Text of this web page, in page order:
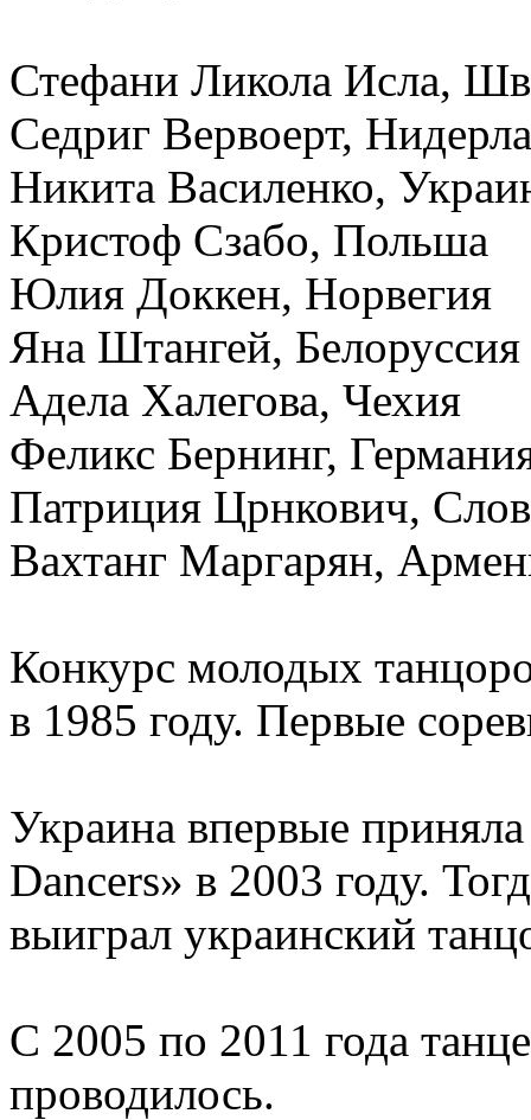
Стефани Ликола Исла,
Седриг Вервоерт,
Никита Василенко,
Кристоф Сзабо, Польша
Юлия Доккен, Норвегия
Яна Штангей, Белоруссия
Адела Халегова, Чехия
Феликс Бернинг,
Патриция Црнкович,
Вахтанг Маргарян,
Конкурс молодых
в 1985 году. Первые
Украина впервые
Dancers» в 2003 году.
выиграл украинский
С 2005 по 2011 года
проводилось.